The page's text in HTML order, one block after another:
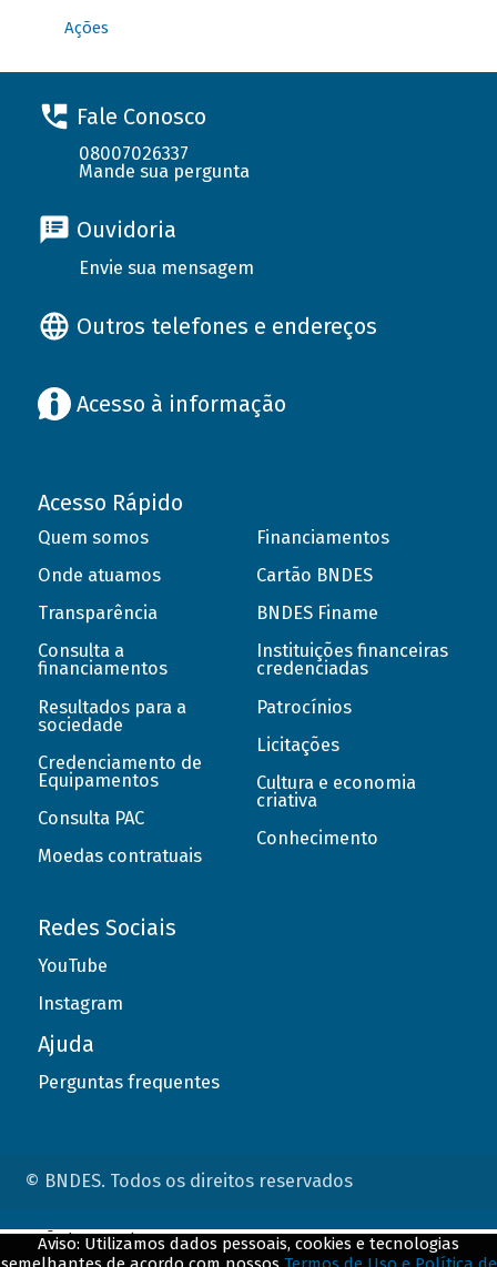
Ações
Fale Conosco
08007026337
Mande sua pergunta
Ouvidoria
Envie sua mensagem
Outros telefones e endereços
Acesso à informação
Acesso Rápido
Quem somos
Onde atuamos
Transparência
Consulta a
financiamentos
Resultados para a
sociedade
Credenciamento de
Equipamentos
Consulta PAC
Moedas contratuais
Financiamentos
Cartão BNDES
BNDES Finame
Instituições financeiras
credenciadas
Patrocínios
Licitações
Cultura e economia
criativa
Conhecimento
Redes Sociais
YouTube
Instagram
Ajuda
Perguntas frequentes
© BNDES. Todos os direitos reservados
Aviso: Utilizamos dados pessoais, cookies e tecnologias
ConteÃºdo complementar